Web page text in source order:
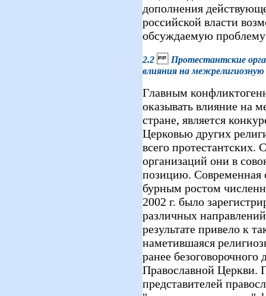
дополнения
российской власти
обсуждаемую
2.2
Протестантские
влияния на
Главным
оказывать влияние на
стране, является
Церковью других
всего протестантских.
организаций они в
позицию. Современная
бурным ростом
2002 г. было
различных
результате привело к
наметившаяся
ранее
Православной Церкви.
представителей